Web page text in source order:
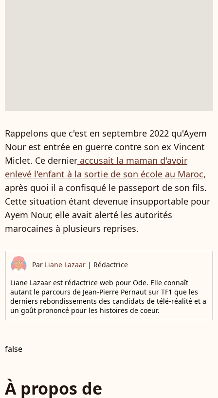
Rappelons que c'est en septembre 2022 qu'Ayem
Nour est entrée en guerre contre son ex Vincent
Miclet. Ce dernier accusait la maman d'avoir
enlevé l'enfant à la sortie de son école au Maroc,
après quoi il a confisqué le passeport de son fils.
Cette situation étant devenue insupportable pour
Ayem Nour, elle avait alerté les autorités
marocaines à plusieurs reprises.
Par Liane Lazaar | Rédactrice
Liane Lazaar est rédactrice web pour Ode. Elle connaît
autant le parcours de Jean-Pierre Pernaut sur TF1 que les
derniers rebondissements des candidats de télé-réalité et a
un goût prononcé pour les histoires de coeur.
false
À propos de